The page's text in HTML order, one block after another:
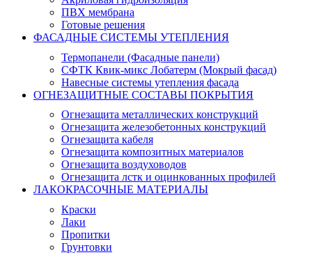
ПВХ мембрана
Готовые решения
ФАСАДНЫЕ СИСТЕМЫ УТЕПЛЕНИЯ
Термопанели (Фасадные панели)
СФТК Квик-микс Лобатерм (Мокрый фасад)
Навесные системы утепления фасада
ОГНЕЗАЩИТНЫЕ СОСТАВЫ ПОКРЫТИЯ
Огнезащита металлических конструкций
Огнезащита железобетонных конструкций
Огнезащита кабеля
Огнезащита композитных материалов
Огнезащита воздуховодов
Огнезащита лстк и оцинкованных профилей
ЛАКОКРАСОЧНЫЕ МАТЕРИАЛЫ
Краски
Лаки
Пропитки
Грунтовки